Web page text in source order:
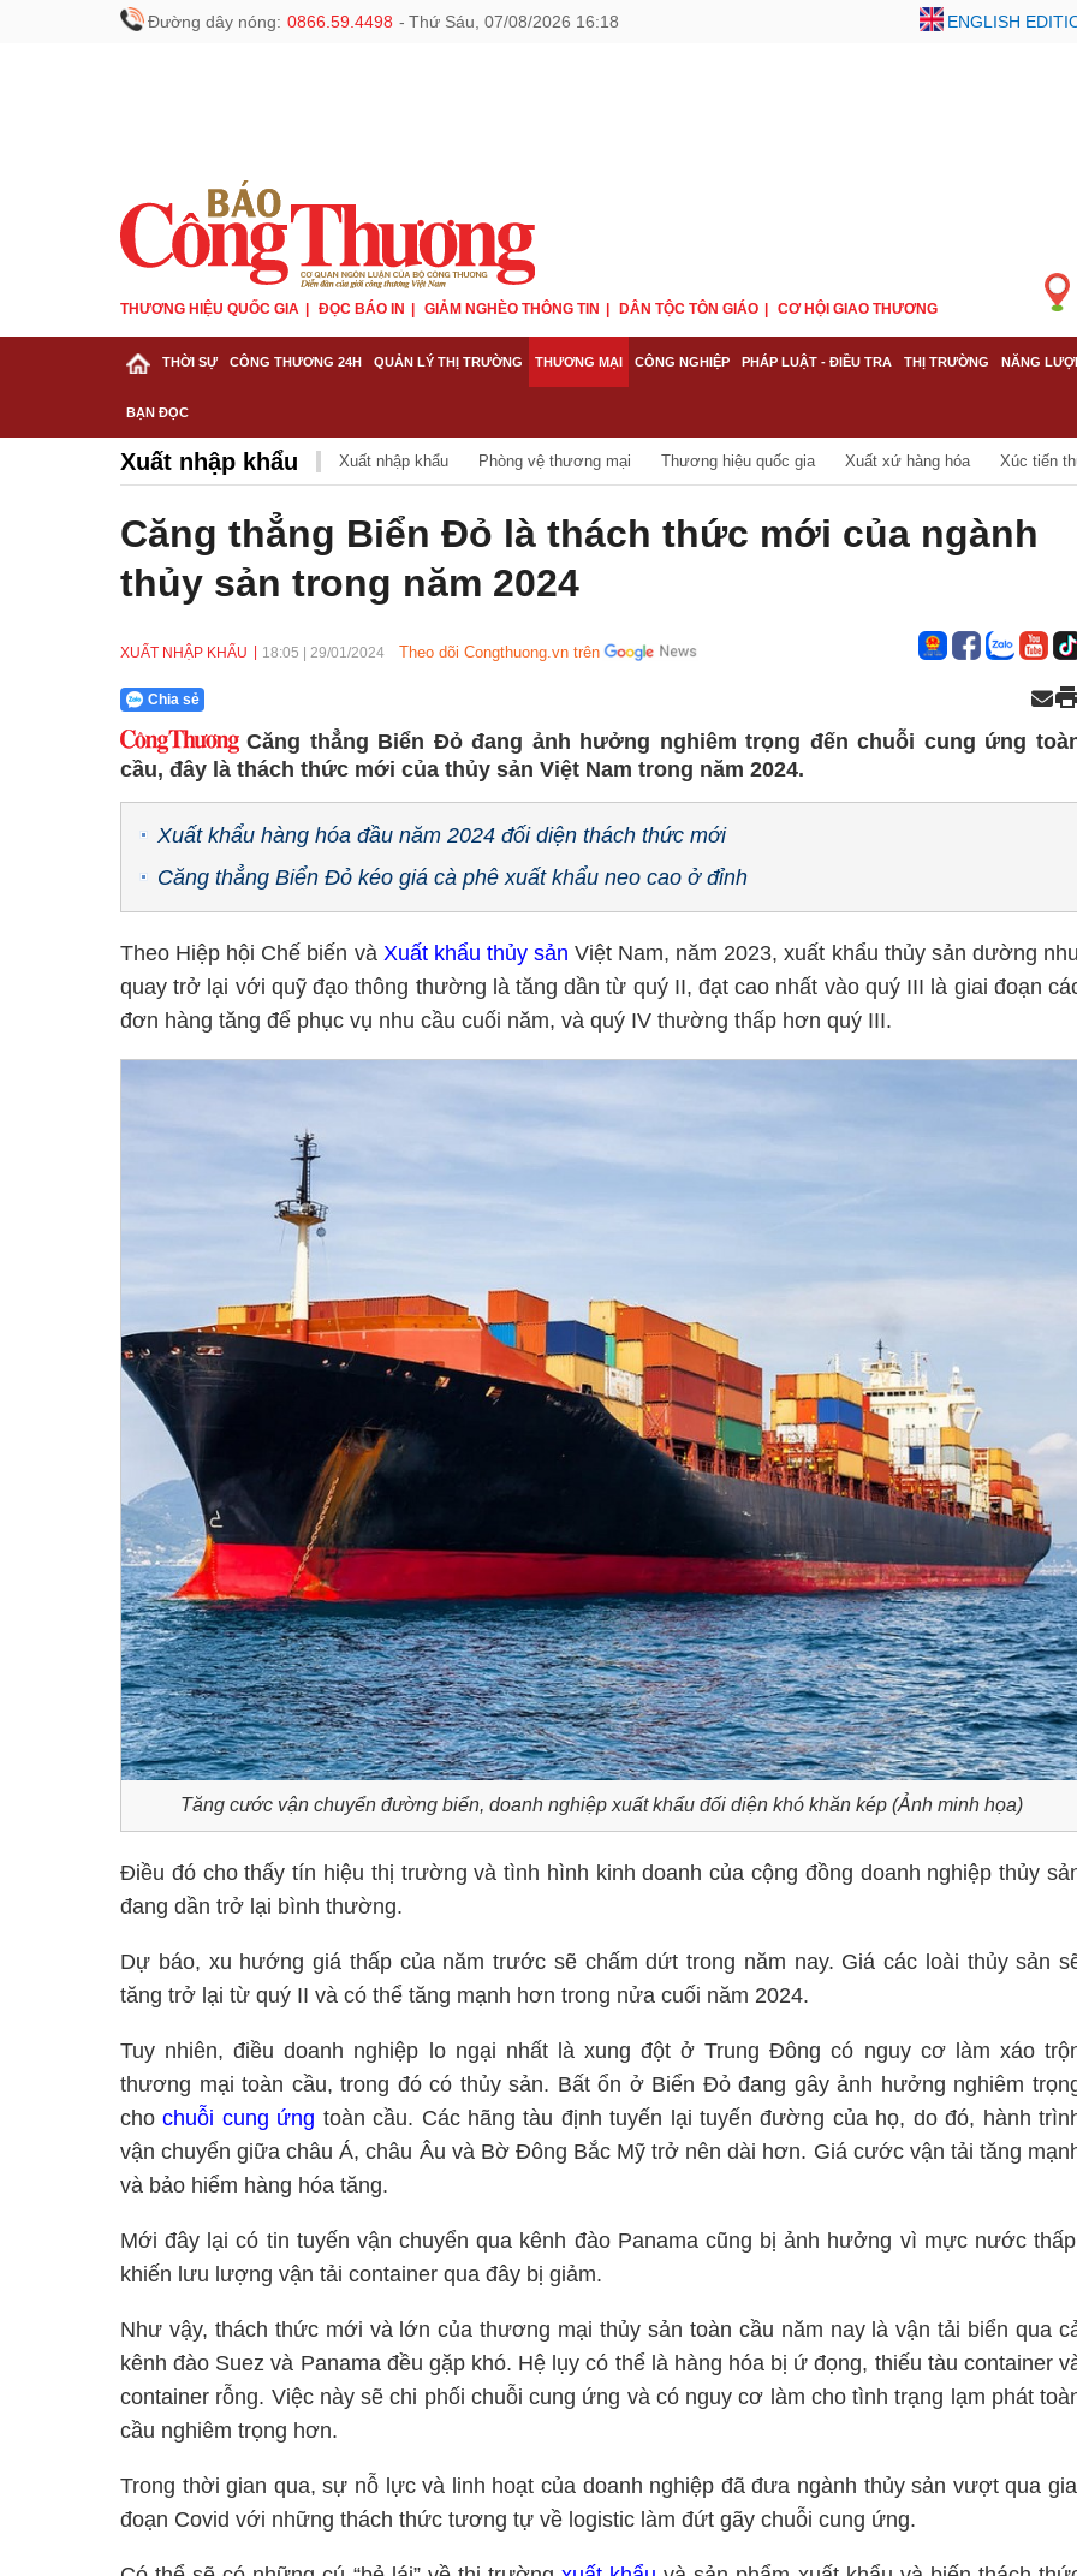
Đường dây nóng: 0866.59.4498 - Thứ Sáu, 07/08/2026 16:18 ENGLISH
THƯƠNG HIỆU QUỐC GIA ĐỌC BÁO IN GIẢM NGHÈO THÔNG TIN DÂN TỘC TÔN GIÁO CƠ HỘI GIAO THƯƠNG
THỜI SỰ CÔNG THƯƠNG 24H QUẢN LÝ THỊ TRƯỜNG THƯƠNG MẠI CÔNG NGHIỆP PHÁP LUẬT - ĐIỀU TRA THỊ TRƯỜNG NĂNG
BẠN ĐỌC
Xuất nhập khẩu Xuất nhập khẩu Phòng vệ thương mại Thương hiệu quốc gia Xuất xứ hàng hóa Xúc tiến
Căng thẳng Biển Đỏ là thách thức mới của ngành
thủy sản trong năm 2024
XUẤT NHẬP KHẨU 18:05 29/01/2024 Theo dõi Congthuong.vn trên
Chia sẻ
Căng thẳng Biển Đỏ đang ảnh hưởng nghiêm trọng đến chuỗi cung ứng
cầu, đây là thách thức mới của thủy sản Việt Nam trong năm 2024.
Xuất khẩu hàng hóa đầu năm 2024 đối diện thách thức mới
Căng thẳng Biển Đỏ kéo giá cà phê xuất khẩu neo cao ở đỉnh
Theo Hiệp hội Chế biến và Xuất khẩu thủy sản Việt Nam, năm 2023, xuất khẩu thủy sản dường
quay trở lại với quỹ đạo thông thường là tăng dần từ quý II, đạt cao nhất vào quý III là giai đoạn
đơn hàng tăng để phục vụ nhu cầu cuối năm, và quý IV thường thấp hơn quý III.
Tăng cước vận chuyển đường biển, doanh nghiệp xuất khẩu đối diện khó khăn kép (Ảnh minh họa)
Điều đó cho thấy tín hiệu thị trường và tình hình kinh doanh của cộng đồng doanh nghiệp thủy
đang dần trở lại bình thường.
Dự báo, xu hướng giá thấp của năm trước sẽ chấm dứt trong năm nay. Giá các loài thủy sản
tăng trở lại từ quý II và có thể tăng mạnh hơn trong nửa cuối năm 2024.
Tuy nhiên, điều doanh nghiệp lo ngại nhất là xung đột ở Trung Đông có nguy cơ làm xáo
thương mại toàn cầu, trong đó có thủy sản. Bất ổn ở Biển Đỏ đang gây ảnh hưởng nghiêm
chochuỗi cung ứng toàn cầu. Các hãng tàu định tuyến lại tuyến đường của họ, do đó, hành
vận chuyển giữa châu Á, châu Âu và Bờ Đông Bắc Mỹ trở nên dài hơn. Giá cước vận tải tăng
và bảo hiểm hàng hóa tăng.
Mới đây lại có tin tuyến vận chuyển qua kênh đào Panama cũng bị ảnh hưởng vì mực nước
khiến lưu lượng vận tải container qua đây bị giảm.
Như vậy, thách thức mới và lớn của thương mại thủy sản toàn cầu năm nay là vận tải biển qua
kênh đào Suez và Panama đều gặp khó. Hệ lụy có thể là hàng hóa bị ứ đọng, thiếu tàu container
container rỗng. Việc này sẽ chi phối chuỗi cung ứng và có nguy cơ làm cho tình trạng lạm phát
cầu nghiêm trọng hơn.
Trong thời gian qua, sự nỗ lực và linh hoạt của doanh nghiệp đã đưa ngành thủy sản vượt qua
đoạn Covid với những thách thức tương tự về logistic làm đứt gãy chuỗi cung ứng.